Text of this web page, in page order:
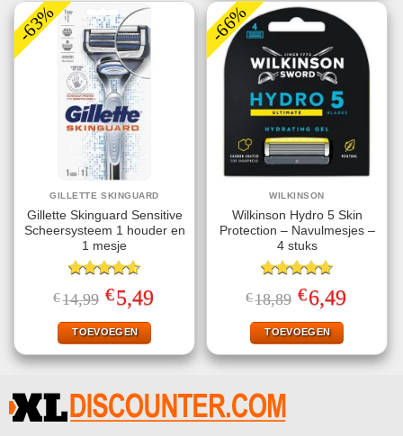
-63%
GILLETTE SKINGUARD
Gillette Skinguard Sensitive
Scheersysteem 1 houder en
1 mesje
Gewaardeerd
4.60uit 5
€14,99 Oorspronkelijke
prijs
was:
€14,99.
€5,49Huidige
prijs
TOEVOEGEN
-66%
WILKINSON
Wilkinson Hydro 5 Skin
Protection – Navulmesjes –
4 stuks
Gewaardeerd
4.67uit 5
€18,89 Oorspronkelijke
prijs
was:
€18,89.
€6,49Huidige
prijs
TOEVOEGEN